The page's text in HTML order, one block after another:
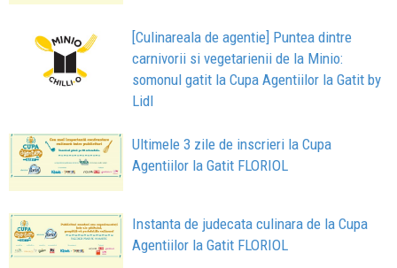
[Culinareala de agentie] Puntea dintre
carnivorii si vegetarienii de la Minio:
somonul gatit la Cupa Agentiilor la Gatit by
Lidl
Ultimele 3 zile de inscrieri la Cupa
Agentiilor la Gatit FLORIOL
Instanta de judecata culinara de la Cupa
Agentiilor la Gatit FLORIOL